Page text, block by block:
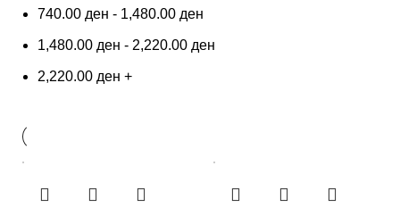
740.00 ден - 1,480.00 ден
1,480.00 ден - 2,220.00 ден
2,220.00 ден +